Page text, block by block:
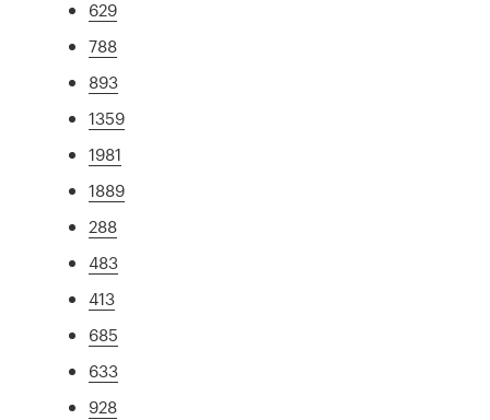
629
788
893
1359
1981
1889
288
483
413
685
633
928